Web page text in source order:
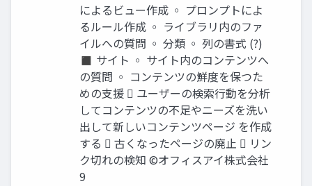
によるビュー作成 ◦ プロンプトによ
るルール作成 ◦ ライブラリ内のファ
イルへの質問 ◦ 分類 ◦ 列の書式 (?)
◼ サイト ◦ サイト内のコンテンツへ
の質問 ◦ コンテンツの鮮度を保つた
めの支援  ユーザーの検索行動を分析
してコンテンツの不足やニーズを洗い
出して新しいコンテンツページ を作成
する  古くなったページの廃止  リン
ク切れの検知 ©オフィスアイ株式会社
9